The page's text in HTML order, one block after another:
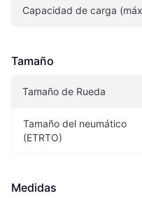
Capacidad de carga
Tamaño
Tamaño de Rueda
Tamaño del neumático
(ETRTO)
Medidas